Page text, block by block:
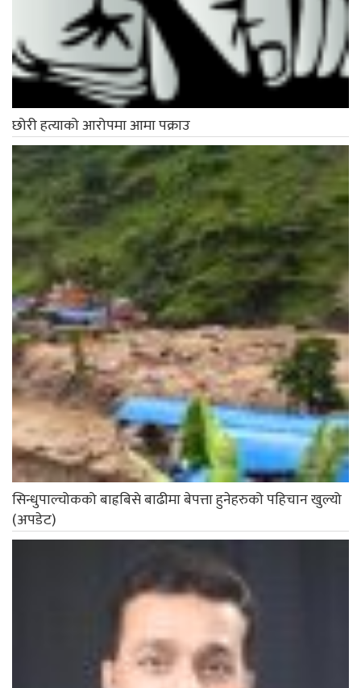
छोरी हत्याको आरोपमा आमा पक्राउ
सिन्धुपाल्चोकको बाह्रबिसे बाढीमा बेपत्ता हुनेहरुको पहिचान खुल्यो
(अपडेट)